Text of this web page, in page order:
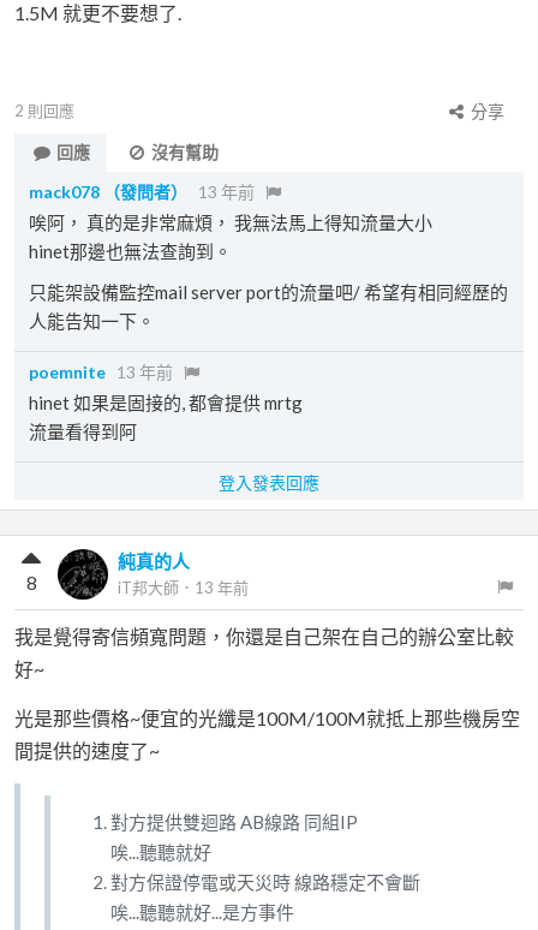
1.5M 就更不要想了.
2 則回應
分享
回應
沒有幫助
mack078
（發問者） 13 年前
唉阿， 真的是非常麻煩， 我無法馬上得知流量大小
hinet那邊也無法查詢到。
只能架設備監控mail server port的流量吧/ 希望有相同經歷的
人能告知一下。
poemnite 13 年前
hinet 如果是固接的, 都會提供 mrtg
流量看得到阿
登入發表回應
純真的人
iT邦大師 ． 13 年前
8
我是覺得寄信頻寬問題，你還是自己架在自己的辦公室比較
好~
光是那些價格~便宜的光纖是100M/100M就抵上那些機房空
間提供的速度了~
對方提供雙迴路 AB線路 同組IP
唉...聽聽就好
對方保證停電或天災時 線路穩定不會斷
唉...聽聽就好...是方事件